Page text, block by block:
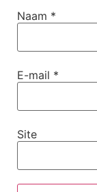
Naam *
E-mail *
Site